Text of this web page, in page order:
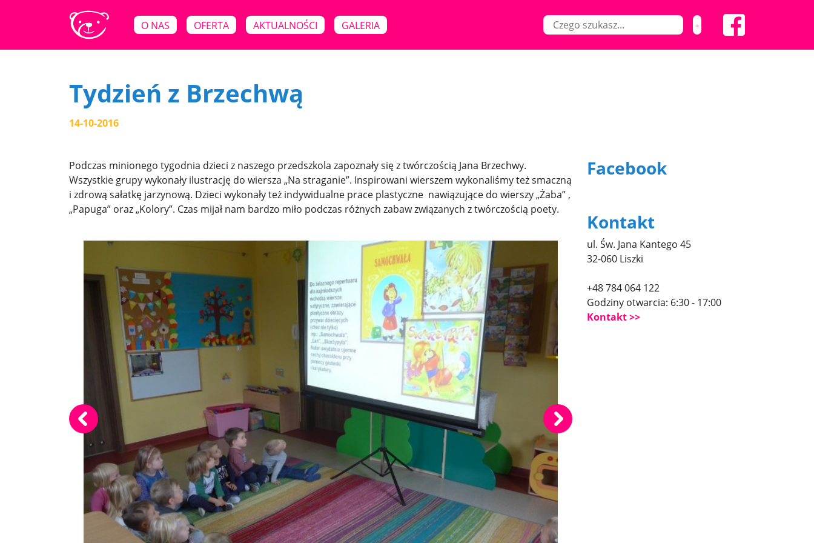
O NAS OFERTA AKTUALNOŚCI GALERIA
Tydzień z Brzechwą
14-10-2016
Podczas minionego tygodnia dzieci z naszego przedszkola zapoznały się z twórczością Jana Brzechwy.
Wszystkie grupy wykonały ilustrację do wiersza „Na straganie”. Inspirowani wierszem wykonaliśmy też smaczną
i zdrową sałatkę jarzynową. Dzieci wykonały też indywidualne prace plastyczne nawiązujące do wierszy „Żaba” ,
„Papuga” oraz „Kolory”. Czas mijał nam bardzo miło podczas różnych zabaw związanych z twórczością poety.
Facebook
Kontakt
ul. Św. Jana Kantego 45
32-060 Liszki
+48 784 064 122
Godziny otwarcia: 6:30 - 17:00
Kontakt